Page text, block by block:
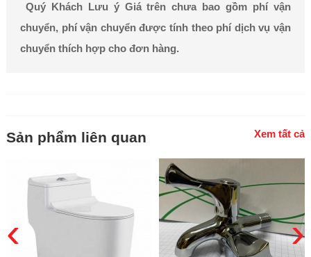
Quý Khách Lưu ý Giá trên chưa bao gồm phí vận
chuyển, phí vận chuyển được tính theo phí dịch vụ vận
chuyển thích hợp cho đơn hàng.
Sản phẩm liên quan Xem tất cả
‹ ›